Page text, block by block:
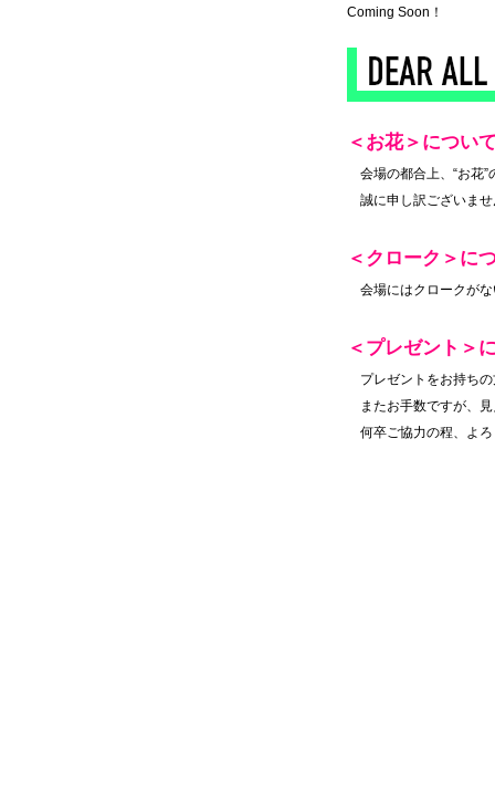
Coming Soon！
＜お花＞につい
会場の都合上、“お花
誠に申し訳ございま
＜クローク＞に
会場にはクロークが
＜プレゼント＞
プレゼントをお持ち
またお手数ですが、
何卒ご協力の程、よ